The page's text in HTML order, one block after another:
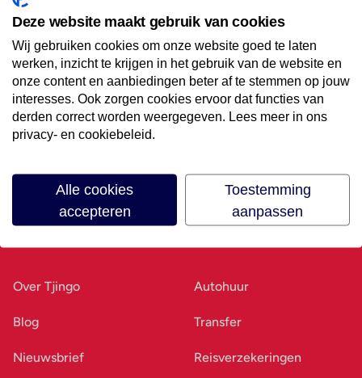
Volg ons op social media
Over Tjingo
Blog
Nieuwsbrief
Autohuur
Transfer
Reisverzekeringen
Deze website maakt gebruik van cookies
Wij gebruiken cookies om onze website goed te laten
werken, inzicht te krijgen in het gebruik van de website en
onze content en aanbiedingen beter af te stemmen op jouw
interesses. Ook zorgen cookies ervoor dat functies van
derden correct worden weergegeven. Lees meer in ons
privacy- en cookiebeleid.
Alle cookies
accepteren
Toestemming
aanpassen